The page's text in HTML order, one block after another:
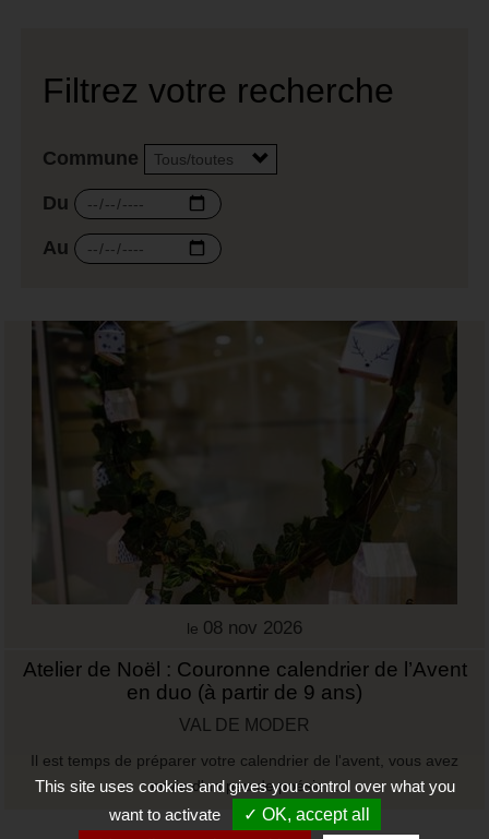
Filtrez votre recherche
Commune
Du
Au
le 08 nov 2026
Atelier de Noël : Couronne calendrier de l’Avent
en duo (à partir de 9 ans)
VAL DE MODER
Il est temps de préparer votre calendrier de l'avent, vous avez
envie d'un peu de poésie…
This site uses cookies and gives you control over what you
want to activate
✓ OK, accept all